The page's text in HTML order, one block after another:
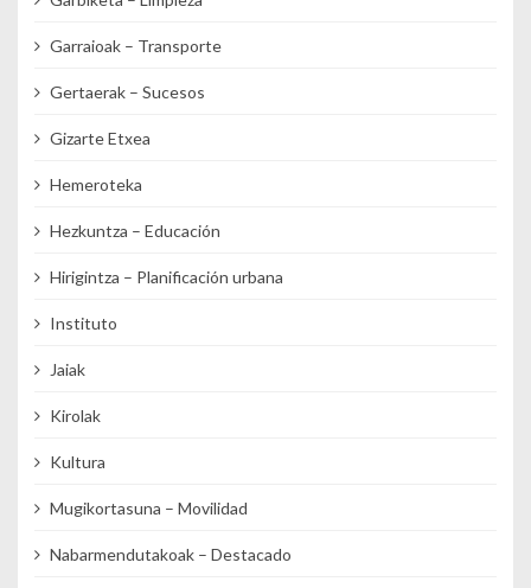
Garraioak – Transporte
Gertaerak – Sucesos
Gizarte Etxea
Hemeroteka
Hezkuntza – Educación
Hirigintza – Planificación urbana
Instituto
Jaiak
Kirolak
Kultura
Mugikortasuna – Movilidad
Nabarmendutakoak – Destacado